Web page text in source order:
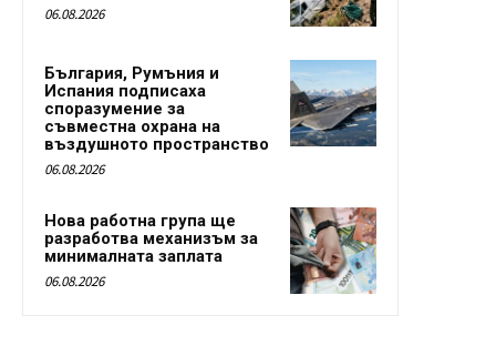
06.08.2026
България, Румъния и
Испания подписаха
споразумение за
съвместна охрана на
въздушното пространство
06.08.2026
Нова работна група ще
разработва механизъм за
минималната заплата
06.08.2026